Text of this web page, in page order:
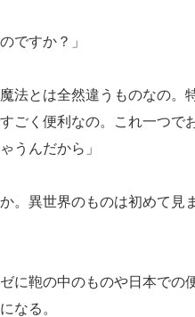
ですか？」
法とは全然違うものなの。
ごく便利なの。これ一つで
うんだから」
。異世界のものは初めて見
に鞄の中のものや日本での
なる。